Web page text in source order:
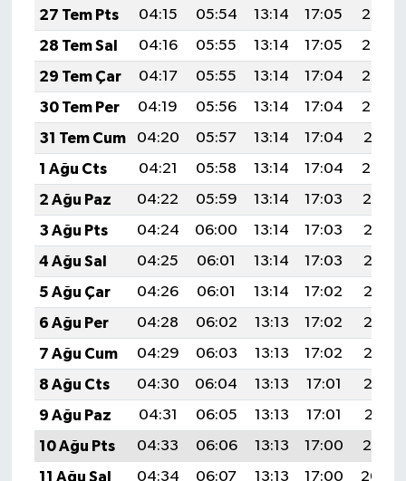
27 Tem Pts
04:15 05:54 13:14 17:05
20:24
28 Tem Sal
04:16 05:55 13:14 17:05
20:23
29 Tem Çar
04:17 05:55 13:14 17:04
20:22
30 Tem Per
04:19 05:56 13:14 17:04
20:22
31 Tem Cum
04:20 05:57 13:14 17:04
20:21
1 Ağu Cts
04:21 05:58 13:14 17:04
20:20
2 Ağu Paz
04:22 05:59 13:14 17:03
20:19
3 Ağu Pts
04:24 06:00 13:14 17:03
20:18
4 Ağu Sal
04:25 06:01 13:14 17:03
20:17
5 Ağu Çar
04:26 06:01 13:14 17:02
20:16
6 Ağu Per
04:28 06:02 13:13 17:02
20:15
7 Ağu Cum
04:29 06:03 13:13 17:02
20:13
8 Ağu Cts
04:30 06:04 13:13 17:01
20:12
9 Ağu Paz
04:31 06:05 13:13 17:01
20:11
10 Ağu Pts
04:33 06:06 13:13 17:00
20:10
11 Ağu Sal
04:34 06:07 13:13 17:00
20:09